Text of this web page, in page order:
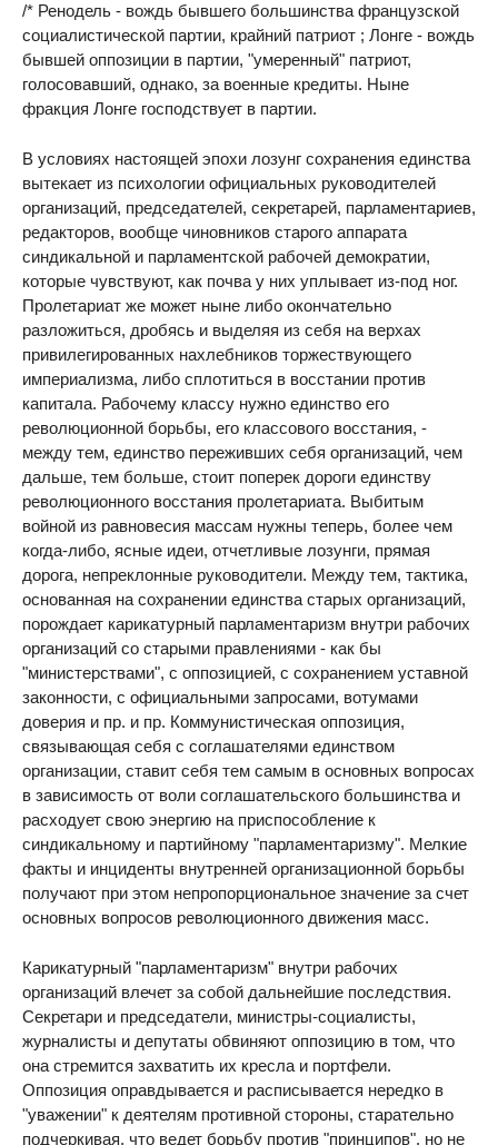
/* Ренодель - вождь бывшего большинства французской
социалистической партии, крайний патриот ; Лонге - вождь
бывшей оппозиции в партии, "умеренный" патриот,
голосовавший, однако, за военные кредиты. Ныне
фракция Лонге господствует в партии.
В условиях настоящей эпохи лозунг сохранения единства
вытекает из психологии официальных руководителей
организаций, председателей, секретарей, парламентариев,
редакторов, вообще чиновников старого аппарата
синдикальной и парламентской рабочей демократии,
которые чувствуют, как почва у них уплывает из-под ног.
Пролетариат же может ныне либо окончательно
разложиться, дробясь и выделяя из себя на верхах
привилегированных нахлебников торжествующего
империализма, либо сплотиться в восстании против
капитала. Рабочему классу нужно единство его
революционной борьбы, его классового восстания, -
между тем, единство переживших себя организаций, чем
дальше, тем больше, стоит поперек дороги единству
революционного восстания пролетариата. Выбитым
войной из равновесия массам нужны теперь, более чем
когда-либо, ясные идеи, отчетливые лозунги, прямая
дорога, непреклонные руководители. Между тем, тактика,
основанная на сохранении единства старых организаций,
порождает карикатурный парламентаризм внутри рабочих
организаций со старыми правлениями - как бы
"министерствами", с оппозицией, с сохранением уставной
законности, с официальными запросами, вотумами
доверия и пр. и пр. Коммунистическая оппозиция,
связывающая себя с соглашателями единством
организации, ставит себя тем самым в основных вопросах
в зависимость от воли соглашательского большинства и
расходует свою энергию на приспособление к
синдикальному и партийному "парламентаризму". Мелкие
факты и инциденты внутренней организационной борьбы
получают при этом непропорциональное значение за счет
основных вопросов революционного движения масс.
Карикатурный "парламентаризм" внутри рабочих
организаций влечет за собой дальнейшие последствия.
Секретари и председатели, министры-социалисты,
журналисты и депутаты обвиняют оппозицию в том, что
она стремится захватить их кресла и портфели.
Оппозиция оправдывается и расписывается нередко в
"уважении" к деятелям противной стороны, старательно
подчеркивая, что ведет борьбу против "принципов", но не